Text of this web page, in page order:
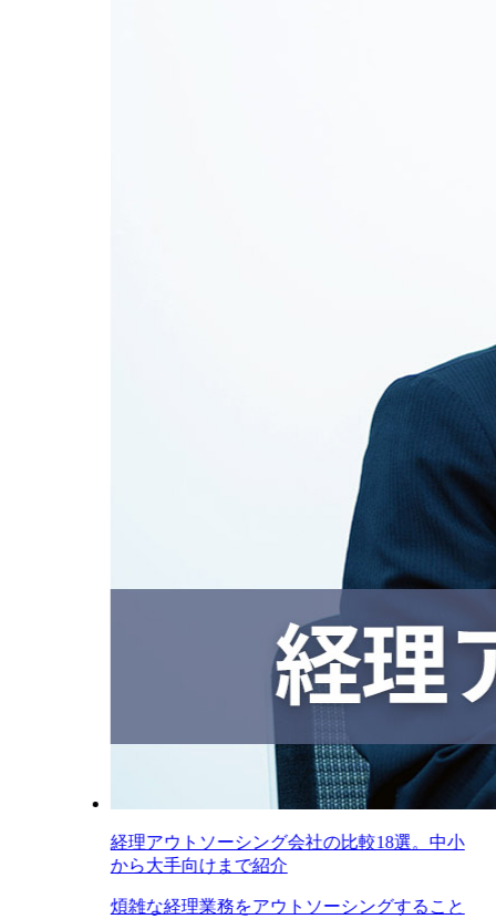
経理アウトソーシング会社の比較18選。中小
から大手向けまで紹介
煩雑な経理業務をアウトソーシングすること